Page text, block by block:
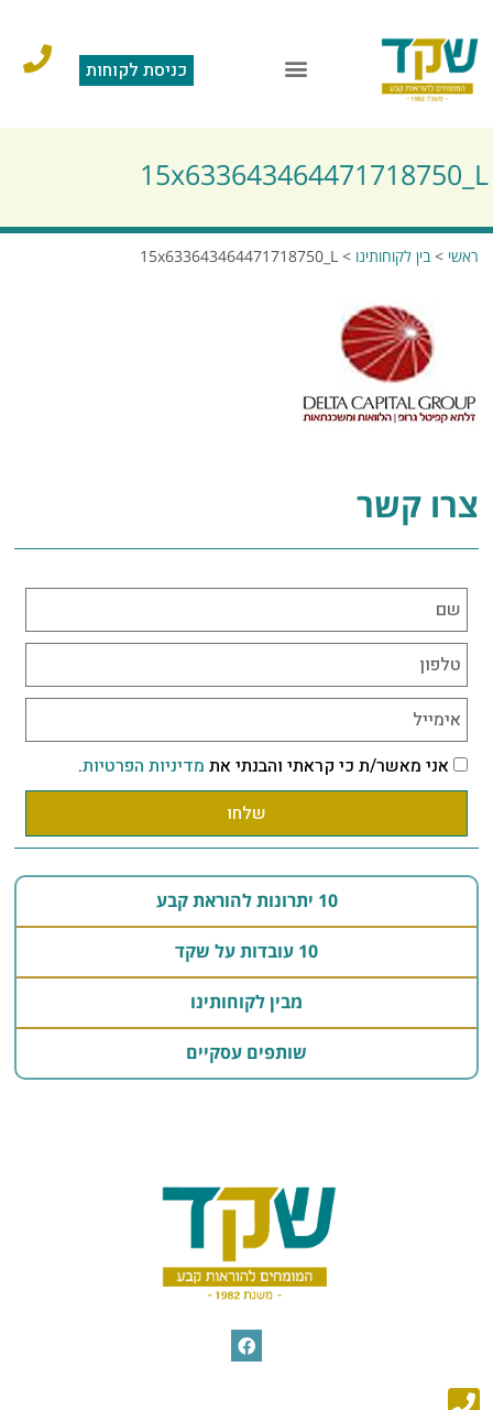
כניסת לקוחות
15x633643464471718750_L
ראשי >בין לקוחותינו >
15x633643464471718750_L
צרו קשר
אני מאשר/ת כי קראתי והבנתי את מדיניות הפרטיות.
שלחו
10 יתרונות להוראת קבע
10 עובדות על שקד
מבין לקוחותינו
שותפים עסקיים